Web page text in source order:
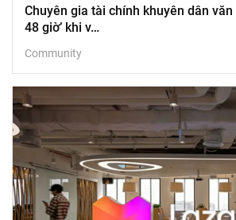
Chuyên gia tài chính khuyên dân văn
48 giờ’ khi v…
Community